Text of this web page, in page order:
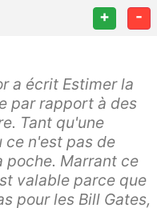
+ -
a écrit Estimer la
par rapport à des
Tant qu'une
ce n'est pas de
poche. Marrant ce
valable parce que
pour les Bill Gates,